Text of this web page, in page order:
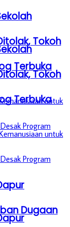
Tokoh
Terbuka
Dugaan
Tokoh
Terbuka